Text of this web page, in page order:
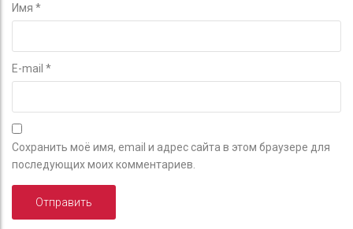
Имя *
E-mail *
Сохранить моё имя, email и адрес сайта в этом браузере для
последующих моих комментариев.